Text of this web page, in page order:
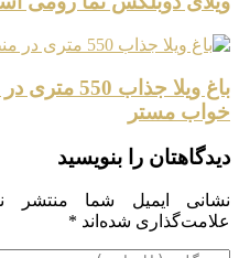
خواب مستر
دیدگاهتان را بنویسید
نشانی ایمیل شما منتشر
علامت‌گذاری شده‌اند *